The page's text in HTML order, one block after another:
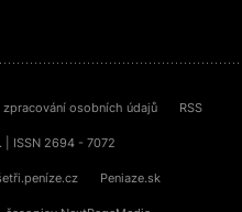
zpracování osobních údajů RSS
ISSN 2694 - 7072
Peniaze.sk